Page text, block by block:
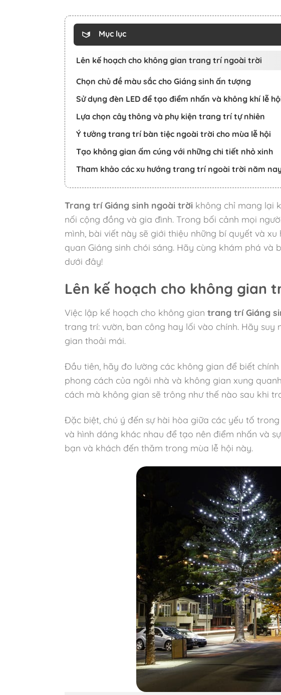
Mục lục
Lên kế hoạch cho không gian trang trí ngoài trời
Chọn chủ đề màu sắc cho Giáng sinh ấn tượng
Sử dụng đèn LED để tạo điểm nhấn và không khí lễ
Lựa chọn cây thông và phụ kiện trang trí tự nhiên
Ý tưởng trang trí bàn tiệc ngoài trời cho mùa lễ hội
Tạo không gian ấm cúng với những chi tiết nhỏ xinh
Tham khảo các xu hướng trang trí ngoài trời năm
Trang trí Giáng sinh ngoài trờikhông chỉ mang lại
nối cộng đồng và gia đình. Trong bối cảnh mọi
mình, bài viết này sẽ giới thiệu những bí quyết và
quan Giáng sinh chói sáng. Hãy cùng khám phá
dưới đây!
Lên kế hoạch cho không gian
Việc lập kế hoạch cho không gian trang trí Giáng
trang trí: vườn, ban công hay lối vào chính. Hãy
gian thoải mái.
Đầu tiên, hãy đo lường các không gian để biết
phong cách của ngôi nhà và không gian xung
cách mà không gian sẽ trông như thế nào sau khi
Đặc biệt, chú ý đến sự hài hòa giữa các yếu tố
và hình dáng khác nhau để tạo nên điểm nhấn và
bạn và khách đến thăm trong mùa lễ hội này.